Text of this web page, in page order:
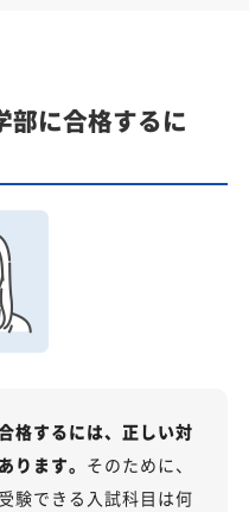
部に合格するに
格するには、正しい対
ります。 そのために、
験できる入試科目は何